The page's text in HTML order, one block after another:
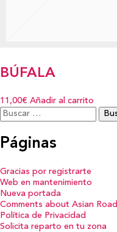
BÚFALA
11,00€ Añadir al carrito
Buscar:
Páginas
Gracias por registrarte
Web en mantenimiento
Nueva portada
Comments about Asian Road
Política de Privacidad
Solicita reparto en tu zona